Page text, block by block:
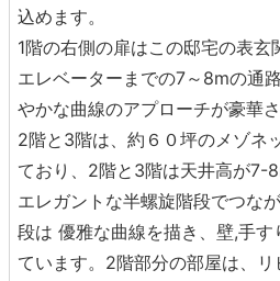
込めます。
1階の右側の扉はこの邸宅の表玄
エレベーターまでの7～8mの通
やかな曲線のアプローチが豪華
2階と3階は、約６０坪のメゾネ
ており、2階と3階は天井高が7-
エレガントな半螺旋階段でつな
段は 優雅な曲線を描き、壁,手
ています。2階部分の部屋は、